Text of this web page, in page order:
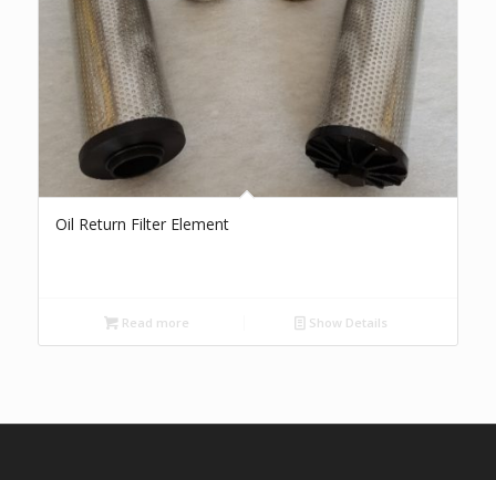
Oil Return Filter Element
Read more Show Details